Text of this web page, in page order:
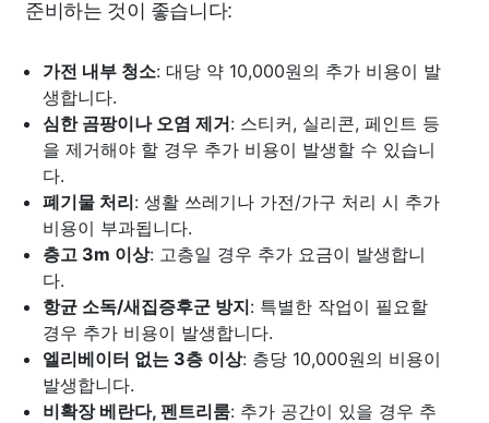
준비하는 것이 좋습니다:
가전 내부 청소: 대당 약 10,000원의 추가 비용이 발
생합니다.
심한 곰팡이나 오염 제거: 스티커, 실리콘, 페인트 등
을 제거해야 할 경우 추가 비용이 발생할 수 있습니
다.
폐기물 처리: 생활 쓰레기나 가전/가구 처리 시 추가
비용이 부과됩니다.
층고 3m 이상: 고층일 경우 추가 요금이 발생합니
다.
항균 소독/새집증후군 방지: 특별한 작업이 필요할
경우 추가 비용이 발생합니다.
엘리베이터 없는 3층 이상: 층당 10,000원의 비용이
발생합니다.
비확장 베란다, 펜트리룸: 추가 공간이 있을 경우 추